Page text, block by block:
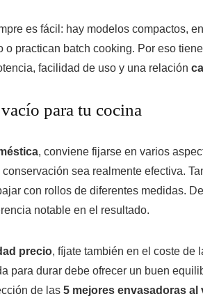
es fácil: hay modelos compactos,
practican batch cooking. Por eso
facilidad de uso y una relación
para tu cocina
, conviene fijarse en varios
sea realmente efectiva.
con rollos de diferentes medidas.
notable en el resultado.
precio, fíjate también en el coste de
para durar debe ofrecer un buen
de las 5 mejores envasadoras al